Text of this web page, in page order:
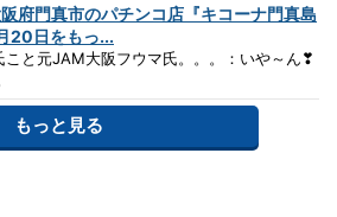
阪府門真市のパチンコ店『キコーナ門真島
20日をもっ...
こと元JAM大阪フウマ氏。。。：いや～ん❣
もっと見る